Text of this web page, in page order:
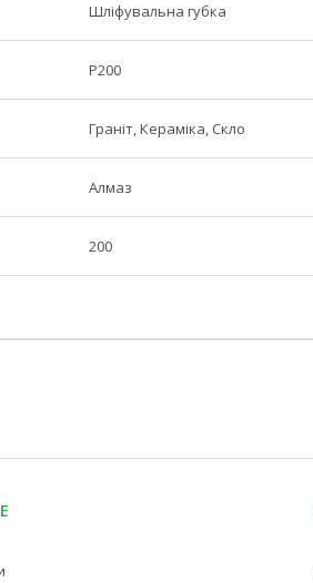
Шліфувальна губка
Р200
Граніт, Кераміка, Скло
Алмаз
200